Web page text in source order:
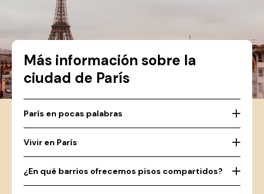
Más información sobre la
ciudad de París
París en pocas palabras
Vivir en París
¿En qué barrios ofrecemos pisos compartidos?